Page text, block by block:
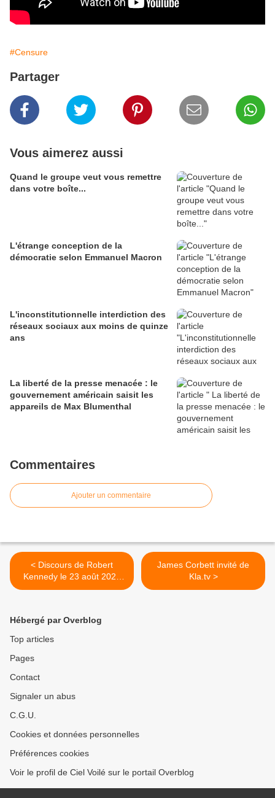
#Censure
Partager
Vous aimerez aussi
Quand le groupe veut vous remettre
dans votre boîte...
L'étrange conception de la
démocratie selon Emmanuel Macron
L'inconstitutionnelle interdiction des
réseaux sociaux aux moins de quinze
ans
La liberté de la presse menacée : le
gouvernement américain saisit les
appareils de Max Blumenthal
Commentaires
Ajouter un commentaire
< Discours de Robert
Kennedy le 23 août 2024
(VOSTFR)
James Corbett invité de
Kla.tv >
Hébergé par Overblog
Top articles
Pages
Contact
Signaler un abus
C.G.U.
Cookies et données personnelles
Préférences cookies
Voir le profil de Ciel Voilé sur le portail Overblog